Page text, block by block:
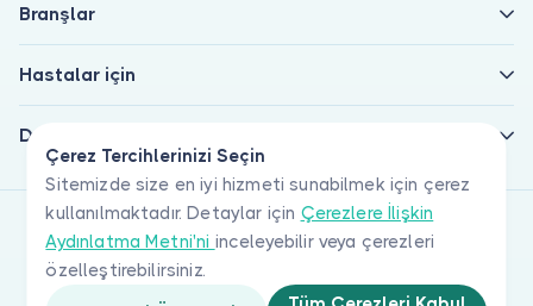
Çerez Tercihlerinizi Seçin
Sitemizde size en iyi hizmeti sunabilmek için çerez
kullanılmaktadır. Detaylar için Çerezlere İlişkin
Aydınlatma Metni'ni inceleyebilir veya çerezleri
özelleştirebilirsiniz.
Branşlar
Hastalar için
Doktorlar için